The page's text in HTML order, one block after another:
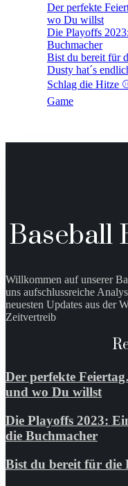
Der perfekte
wo Du willst
Die Playoffs
Buchmacher
Bist du bereit für
Dusty hat´s
Schlag die Hitze
Game
Baseball
Willkommen auf unserer
uns aufschlussreiche
neuesten Updates aus der
Zeitvertreib
Der perfekte
und wo Du willst
Die Playoffs 2023:
die Buchmacher
Bist du bereit für die